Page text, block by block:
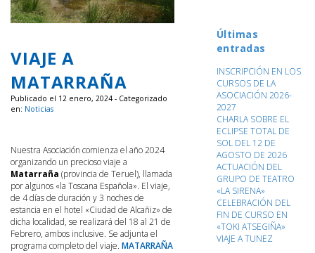
VIAJE A
MATARRAÑA
Publicado el 12 enero, 2024 - Categorizado
en: Noticias
Nuestra Asociación comienza el año 2024
organizando un precioso viaje a
Matarraña (provincia de Teruel), llamada
por algunos «la Toscana Española». El viaje,
de 4 días de duración y 3 noches de
estancia en el hotel «Ciudad de Alcañiz» de
dicha localidad, se realizará del 18 al 21 de
Febrero, ambos inclusive. Se adjunta el
programa completo del viaje. MATARRAÑA
Últimas
entradas
INSCRIPCIÓN EN LOS
CURSOS DE LA
ASOCIACIÓN 2026-
2027
CHARLA SOBRE EL
ECLIPSE TOTAL DE
SOL DEL 12 DE
AGOSTO DE 2026
ACTUACIÓN DEL
GRUPO DE TEATRO
«LA SIRENA»
CELEBRACIÓN DEL
FIN DE CURSO EN
«TOKI ATSEGIÑA»
VIAJE A TUNEZ